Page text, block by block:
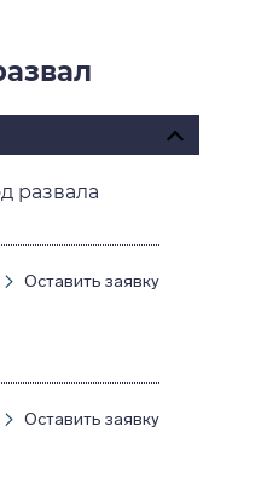
развала
Оставить заявку
Оставить заявку